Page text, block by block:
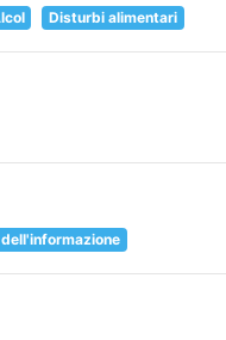
Disturbi alimentari